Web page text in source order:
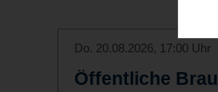
Do. 20.08.2026, 17:00 Uhr
Öffentliche